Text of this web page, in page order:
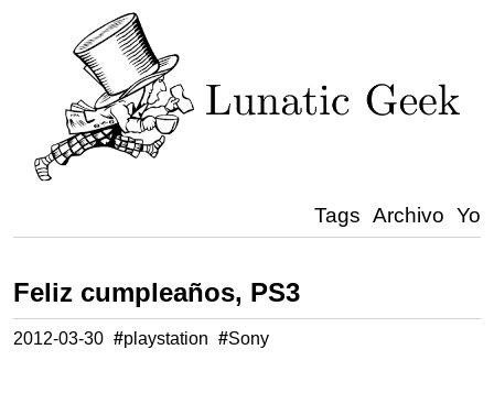
Tags Archivo Yo
Feliz cumpleaños, PS3
2012-03-30 #playstation #Sony